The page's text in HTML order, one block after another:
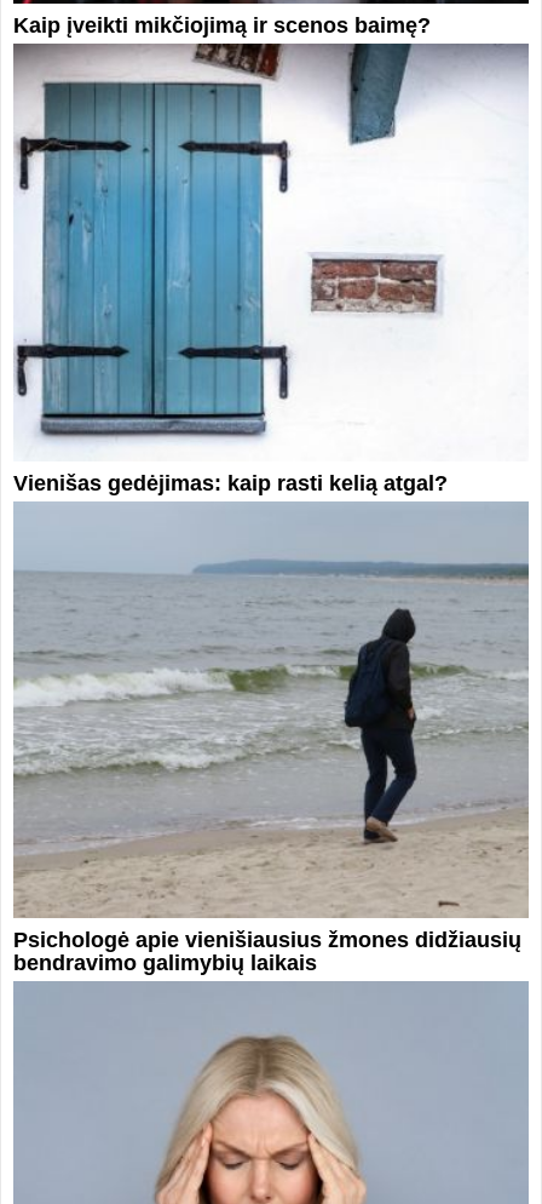
Kaip įveikti mikčiojimą ir scenos baimę?
Vienišas gedėjimas: kaip rasti kelią atgal?
Psichologė apie vienišiausius žmones didžiausių
bendravimo galimybių laikais